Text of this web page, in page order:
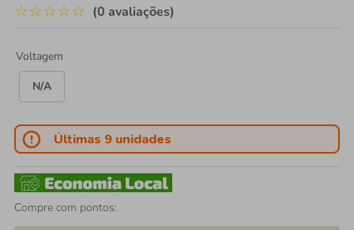
☆☆☆☆☆ (0 avaliações)
Voltagem
N/A
Últimas 9 unidades
Compre com pontos: